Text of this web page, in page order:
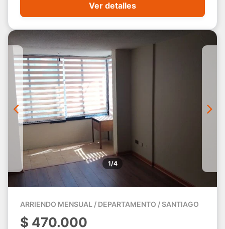
Ver detalles
1/4
ARRIENDO MENSUAL / DEPARTAMENTO / SANTIAGO
$ 470.000